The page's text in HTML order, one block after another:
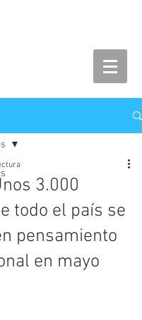
3.000
todo el país se
pensamiento
en mayo